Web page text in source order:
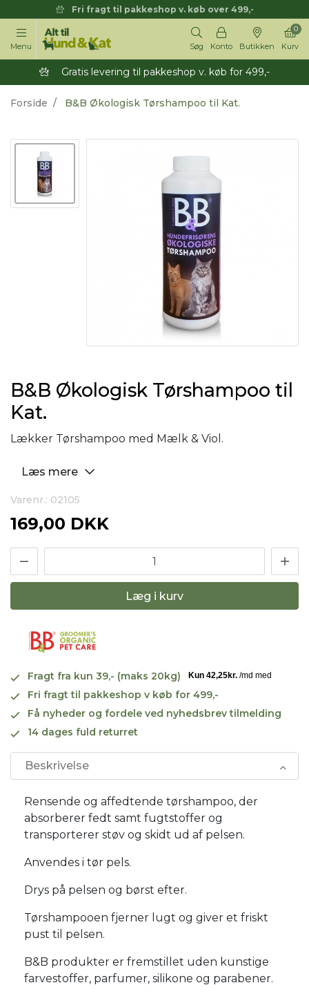
Fri fragt til pakkeshop v. køb over 499,-
Menu Søg Konto Butikken Kurv
0
Gratis levering til pakkeshop v. køb for 499,-
Forside B&B Økologisk Tørshampoo til Kat.
B&B Økologisk Tørshampoo til
Kat.
Lækker Tørshampoo med Mælk & Viol.
Læs mere
Varenr.: 02105
169,00 DKK
Læg i kurv
Fragt fra kun 39,- (maks 20kg)
Fri fragt til pakkeshop v køb for 499,-
Få nyheder og fordele ved nyhedsbrev tilmelding
14 dages fuld returret
Beskrivelse
Rensende og affedtende tørshampoo, der
absorberer fedt samt fugtstoffer og
transporterer støv og skidt ud af pelsen.
Anvendes i tør pels.
Drys på pelsen og børst efter.
Tørshampooen fjerner lugt og giver et friskt
pust til pelsen.
B&B produkter er fremstillet uden kunstige
farvestoffer, parfumer, silikone og parabener.